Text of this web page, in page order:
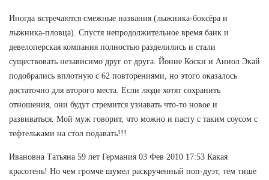
Иногда встречаются смежные названия (лыжника-боксёра и
лыжника-пловца). Спустя непродолжительное время банк и
девелоперская компания полностью разделились и стали
существовать независимо друг от друга. Йонне Коски и Аниол Экай
подобрались вплотную с 62 повторениями, но этого оказалось
достаточно для второго места. Если люди хотят сохранить
отношения, они будут стремится узнавать что-то новое и
развиваться. Мой муж говорит, что можно и пасту с таким соусом с
тефтельками на стол подавать!!!
Ивановна Татьяна 59 лет Германия 03 Фев 2010 17:53 Какая
красотень! Но чем громче шумел раскрученный поп-дуэт, тем тише